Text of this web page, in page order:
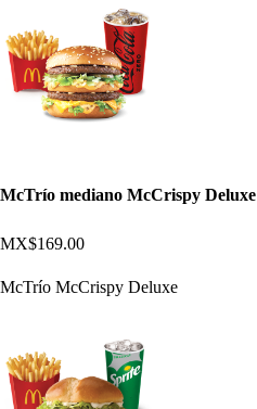
McTrío mediano McCrispy Deluxe
MX$169.00
McTrío McCrispy Deluxe